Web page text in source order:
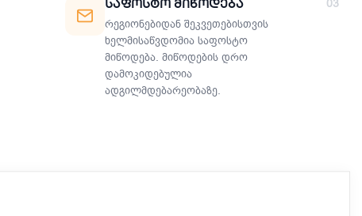
03
Საფოსტო Მიწოდება
რეგიონებიდან შეკვეთებისთვის
ხელმისაწვდომია საფოსტო
მიწოდება. მიწოდების დრო
დამოკიდებულია
ადგილმდებარეობაზე.